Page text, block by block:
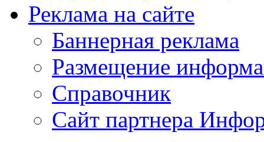
Реклама на сайте
Баннерная реклама
Размещение
Справочник
Сайт партнера